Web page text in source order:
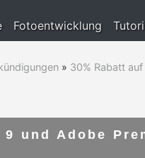
Fotoentwicklung
» 30% Rabatt
und Adobe